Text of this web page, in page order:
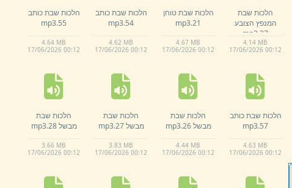
הלכות שבת
המנפץ הצובע
37.
mp3
4.14 MB
17/06/2026 00:12
הלכות שבת טוחן
21.
mp3
4.67 MB
17/06/2026 00:12
הלכות שבת כותב
54.
mp3
4.62 MB
17/06/2026 00:12
הלכות שבת כותב
55.
mp3
4.64 MB
17/06/2026 00:12
הלכות שבת כותב
57.
mp3
4.63 MB
17/06/2026 00:12
הלכות שבת
מבשל 26.
mp3
4.44 MB
17/06/2026 00:12
הלכות שבת
מבשל 27.
mp3
3.83 MB
17/06/2026 00:12
הלכות שבת
מבשל 28.
mp3
3.66 MB
17/06/2026 00:12